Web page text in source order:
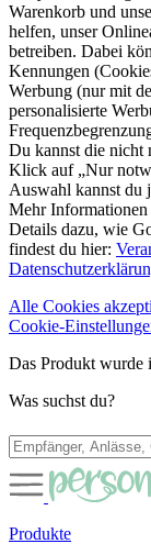
Warenkorb und
helfen, unser
betreiben. Dabei
Kennungen
Werbung (nur mit
personalisierte
Du kannst die nicht
Klick auf „Nur
Auswahl kannst du
Mehr Informationen
Details dazu, wie
findest du hier:
Alle Cookies
Cookie-
Das Produkt wurde
Was suchst du?
Produkte